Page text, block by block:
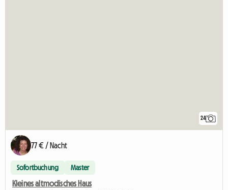
24
77 € / Nacht
Sofortbuchung Master
Kleines altmodisches Haus